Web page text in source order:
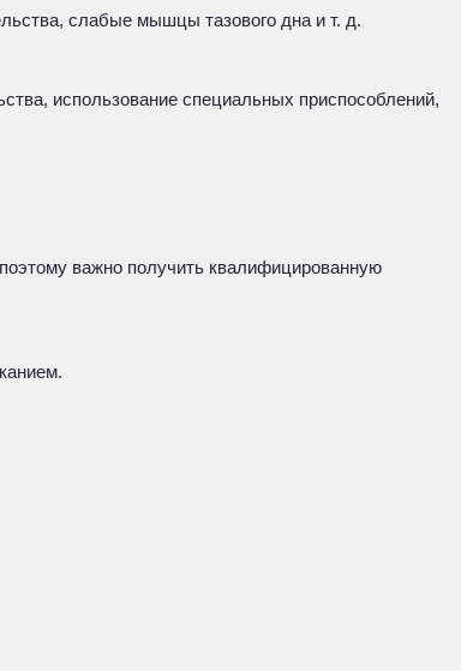
слабые мышцы тазового дна и т. д.
использование специальных приспособлений,
важно получить квалифицированную